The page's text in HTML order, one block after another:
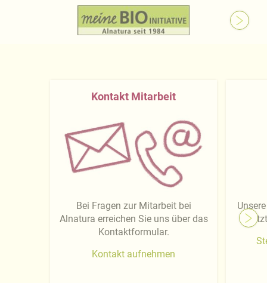
Kontakt Mitarbeit
Bei Fragen zur Mitarbeit bei
Alnatura erreichen Sie uns über das
Kontaktformular.
Kontakt aufnehmen